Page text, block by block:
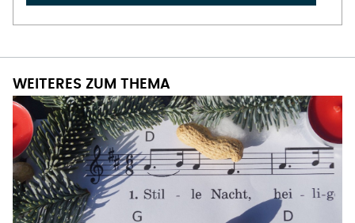
WEITERES ZUM THEMA